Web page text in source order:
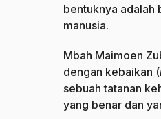
bentuknya adalah
manusia.
Mbah Maimoen
dengan kebaikan (
sebuah tatanan
yang benar dan